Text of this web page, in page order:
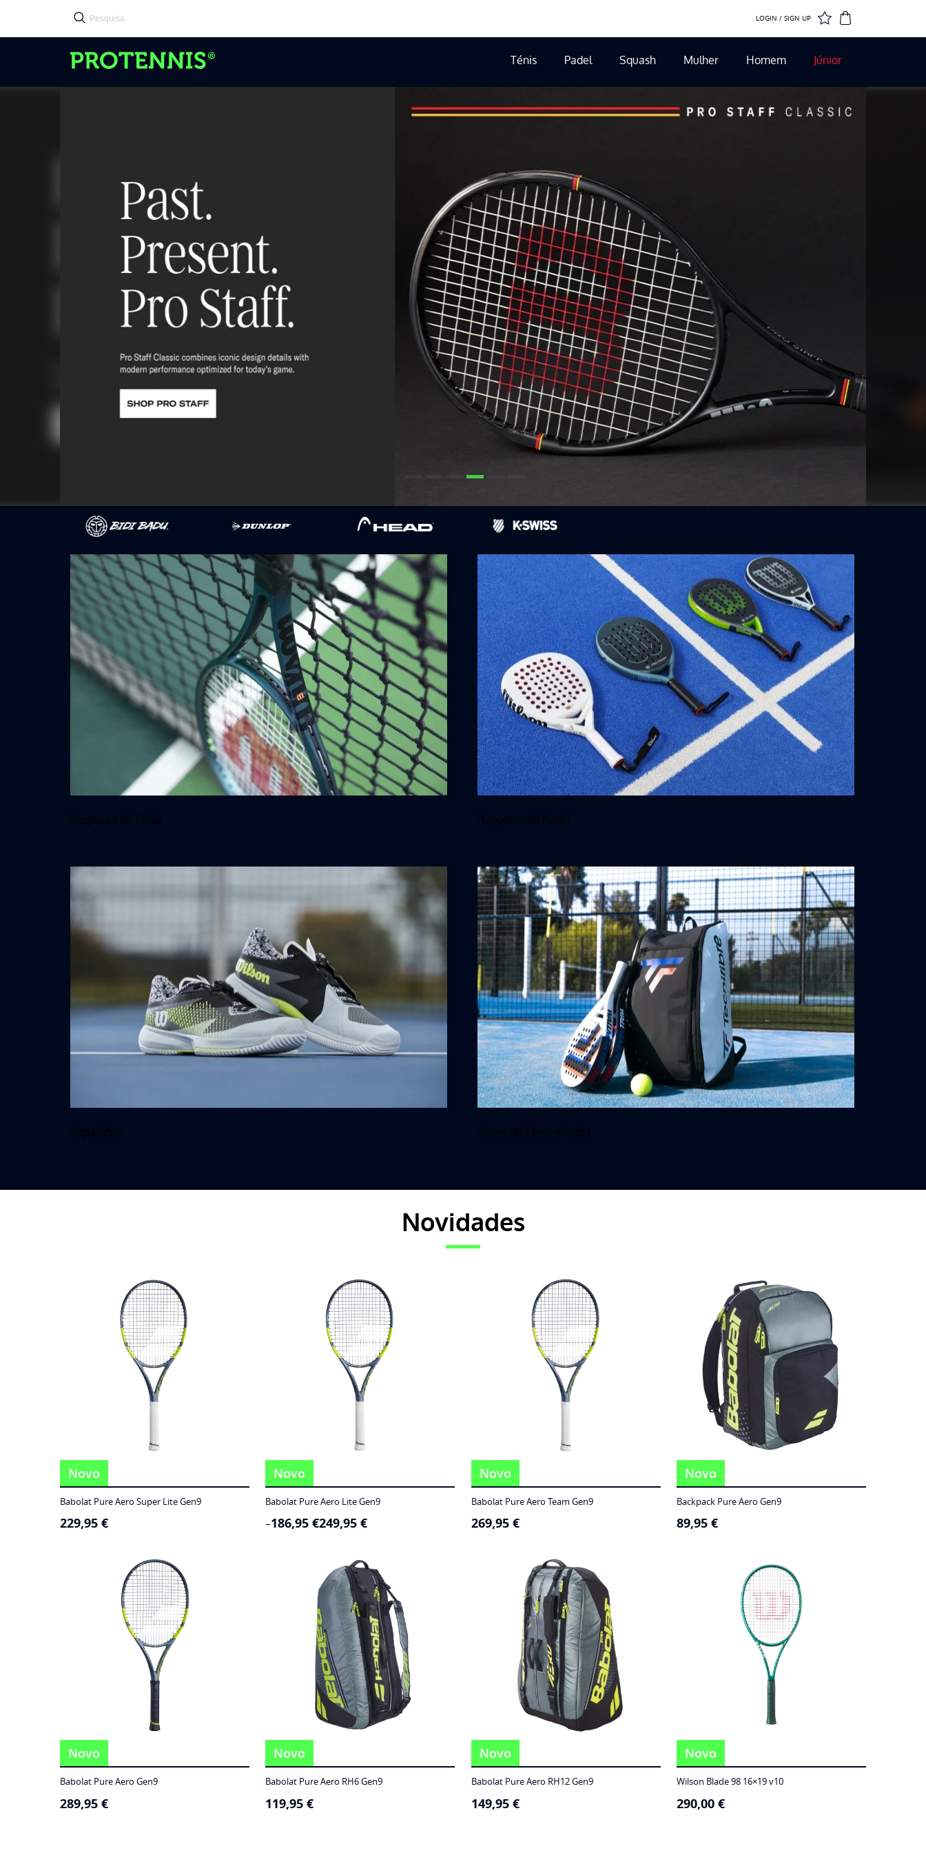
LOGIN / SIGN UP
Ténis Padel Squash Mulher Homem Júnior
Raquetes de Ténis Raquetes de Padel
Sapatilhas Sacos de Ténis e Padel
Novidades
Novo
Babolat Pure Aero Super Lite Gen9
229,95 €
Novo
Babolat Pure Aero Lite Gen9
186,95€
– 249,95€
Price
range:
Novo
Babolat Pure Aero Team Gen9
269,95 €
Novo
Backpack Pure Aero Gen9
89,95 €
Novo
Babolat Pure Aero Gen9
289,95 €
Novo
Babolat Pure Aero RH6 Gen9
119,95€
Novo
Babolat Pure Aero RH12 Gen9
149,95 €
Novo
Wilson Blade 98 16×19 v10
290,00 €